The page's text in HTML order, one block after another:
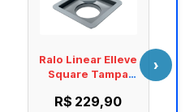
Ralo Linear Elleve
Square Tampa
209
R$ 229,90
›